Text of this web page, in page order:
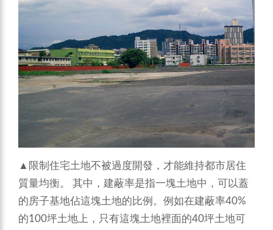
▲限制住宅土地不被過度開發，才能維持都市居住
質量均衡。 其中，建蔽率是指一塊土地中，可以蓋
的房子基地佔這塊土地的比例。例如在建蔽率40%
的100坪土地上，只有這塊土地裡面的40坪土地可